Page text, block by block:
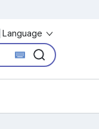
Language
검색
검색